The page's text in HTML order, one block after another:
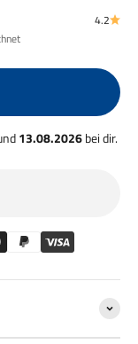
4.2
13.08.2026bei dir.